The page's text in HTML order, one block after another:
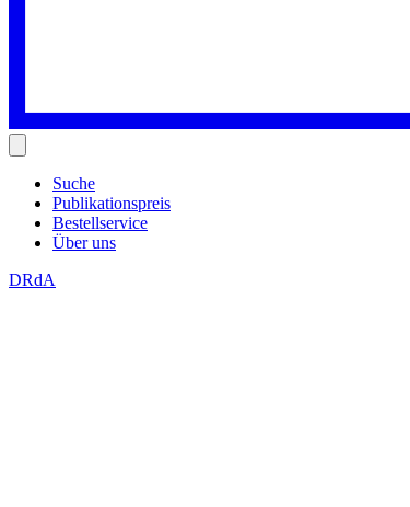
Suche
Publikationspreis
Bestellservice
Über uns
DRdA